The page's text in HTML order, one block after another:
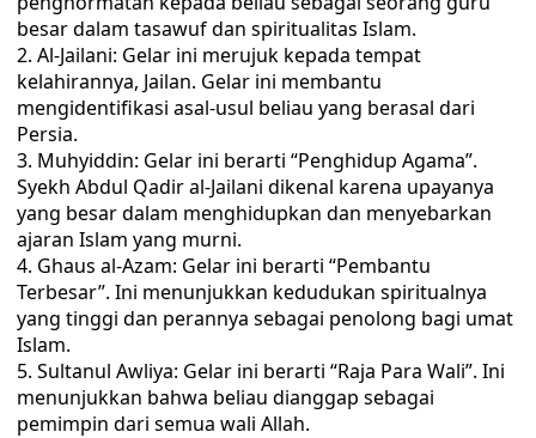
besar dalam tasawuf dan spiritualitas Islam.
Al-Jailani: Gelar ini merujuk kepada tempat
kelahirannya, Jailan. Gelar ini membantu
mengidentifikasi asal-usul beliau yang berasal dari
Persia.
Muhyiddin: Gelar ini berarti “Penghidup Agama”.
Syekh Abdul Qadir al-Jailani dikenal karena upayanya
yang besar dalam menghidupkan dan menyebarkan
ajaran Islam yang murni.
Ghaus al-Azam: Gelar ini berarti “Pembantu
Terbesar”. Ini menunjukkan kedudukan spiritualnya
yang tinggi dan perannya sebagai penolong bagi umat
Islam.
Sultanul Awliya: Gelar ini berarti “Raja Para Wali”. Ini
menunjukkan bahwa beliau dianggap sebagai
pemimpin dari semua wali Allah.